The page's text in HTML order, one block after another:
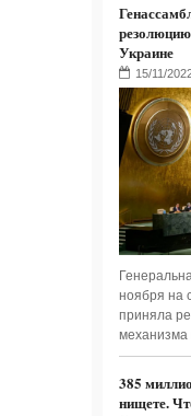
Украине
ноября на
приняла
механизма
385
нищете.